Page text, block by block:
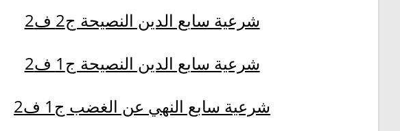
شرعية سابع الدين النصيحة ج2 ف2
شرعية سابع الدين النصيحة ج1 ف2
شرعية سابع النهي عن الغضب ج1 ف2